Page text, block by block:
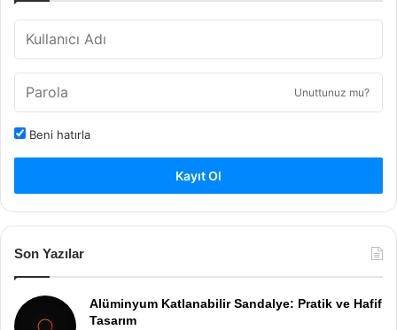
Unuttunuz mu?
Beni hatırla
Kayıt Ol
Son Yazılar
Alüminyum Katlanabilir Sandalye: Pratik ve Hafif
Tasarım